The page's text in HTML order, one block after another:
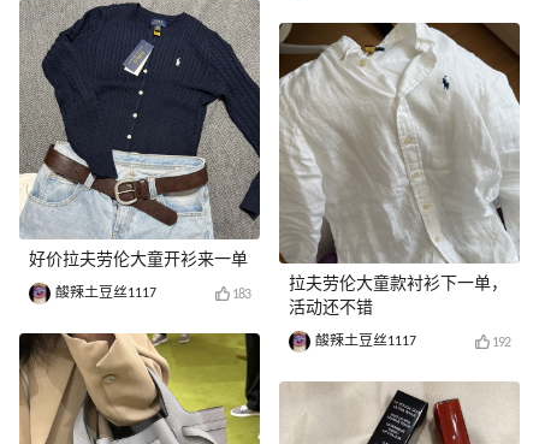
好价拉夫劳伦大童开衫来一单
酸辣土豆丝1117 183
拉夫劳伦大童款衬衫下一单，
活动还不错
酸辣土豆丝1117 192